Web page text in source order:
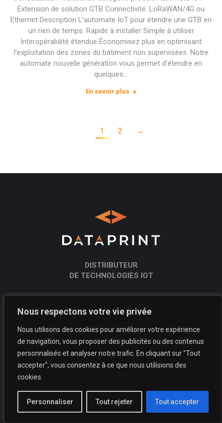
Nous respectons votre vie privée
Nous utilisons des cookies pour améliorer votre expérience
de navigation, vous proposer des publicités ou des contenus
personnalisés et analyser notre trafic. En cliquant sur "Tout
accepter", vous consentez à ce que nous utilisions des
cookies.
Personnaliser Tout rejeter Tout accepter
Extension de solution GTB Connectivité: LoRaWAN/4G ou
Ethernet Description L’automate IoT pour étendre une GTB en
un rien de temps. Rapide à installer Simple à utiliser
Interopérabilité étendue Économisez plus en optimisant
l’exploitation des zones du bâtiment non supervisées. Notre
automate nouvelle génération vous permet d’étendre en
quelques…
En savoir plus
1 2 →
DISTRIBUTEUR
DE TECHNOLOGIES IOT
modems et modules cellulaires, commutateurs, routeurs et
passerelles IoT, accessoires, applications, offres packagées…
Technologies 3G/4G/5G, LTE-M, NB-IoT, LoRaWAN, Sigfox,
Wi-Fi
Services
Conseil expert